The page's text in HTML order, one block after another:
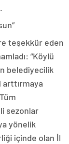
teşekkür eden
“Köylü
belediyecilik
arttırmaya
sezonlar
yönelik
içinde olan İl